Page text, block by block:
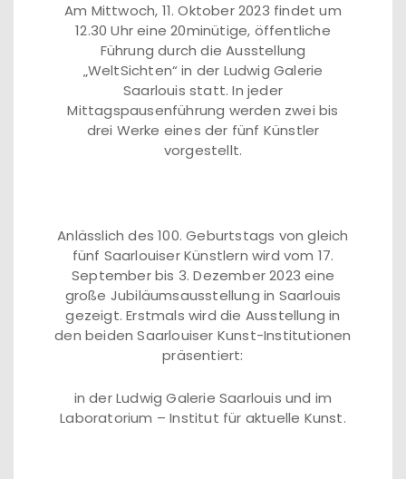
Am Mittwoch, 11. Oktober 2023 findet um
12.30 Uhr eine 20minütige, öffentliche
Führung durch die Ausstellung
„WeltSichten“ in der Ludwig Galerie
Saarlouis statt. In jeder
Mittagspausenführung werden zwei bis
drei Werke eines der fünf Künstler
vorgestellt.
Anlässlich des 100. Geburtstags von gleich
fünf Saarlouiser Künstlern wird vom 17.
September bis 3. Dezember 2023 eine
große Jubiläumsausstellung in Saarlouis
gezeigt. Erstmals wird die Ausstellung in
den beiden Saarlouiser Kunst-Institutionen
präsentiert:
in der Ludwig Galerie Saarlouis und im
Laboratorium – Institut für aktuelle Kunst.